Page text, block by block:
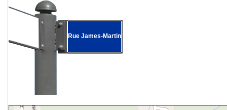
Rue James-Martin